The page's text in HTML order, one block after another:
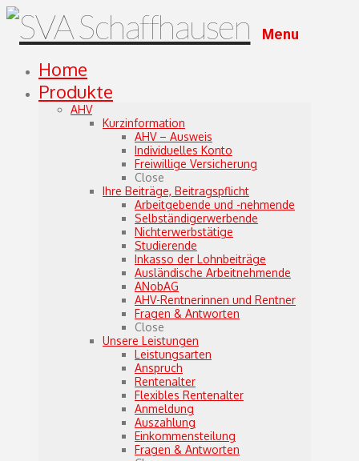
Menu
Home
Produkte
AHV
Kurzinformation
AHV – Ausweis
Individuelles Konto
Freiwillige Versicherung
Close
Ihre Beiträge, Beitragspflicht
Arbeitgebende und -nehmende
Selbständigerwerbende
Nichterwerbstätige
Studierende
Inkasso der Lohnbeiträge
Ausländische Arbeitnehmende
ANobAG
AHV-Rentnerinnen und Rentner
Fragen & Antworten
Close
Unsere Leistungen
Leistungsarten
Anspruch
Rentenalter
Flexibles Rentenalter
Anmeldung
Auszahlung
Einkommensteilung
Fragen & Antworten